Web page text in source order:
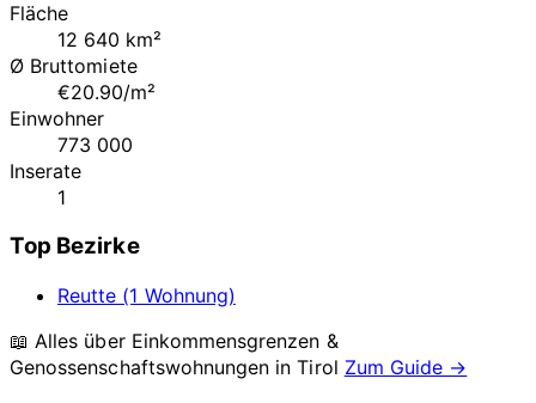
Fläche
12 640 km²
Ø Bruttomiete
€20.90/m²
Einwohner
773 000
Inserate
1
Top Bezirke
Reutte (1 Wohnung)
📖 Alles über Einkommensgrenzen &
Genossenschaftswohnungen inTirol Zum Guide →